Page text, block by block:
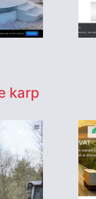
karp